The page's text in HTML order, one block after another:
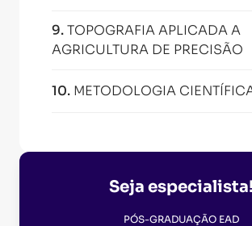
9.TOPOGRAFIA APLICADA A
AGRICULTURA DE PRECISÃO
10. METODOLOGIA
Seja especialista!
PÓS-GRADUAÇÃO EAD